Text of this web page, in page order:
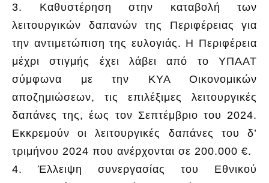
3. Καθυστέρηση στην καταβολή των
λειτουργικών δαπανών της Περιφέρειας για
την αντιμετώπιση της ευλογιάς. Η Περιφέρεια
μέχρι στιγμής έχει λάβει από το ΥΠΑΑΤ
σύμφωνα με την ΚΥΑ Οικονομικών
αποζημιώσεων, τις επιλέξιμες λειτουργικές
δαπάνες της, έως τον Σεπτέμβριο του 2024.
Εκκρεμούν οι λειτουργικές δαπάνες του δ’
τριμήνου 2024 που ανέρχονται σε 200.000 €.
4. Έλλειψη συνεργασίας του Εθνικού